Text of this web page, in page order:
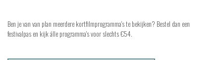
Ben je van van plan meerdere kortfilmprogramma's te bekijken? Bestel dan een
festivalpas en kijk álle programma's voor slechts €54.